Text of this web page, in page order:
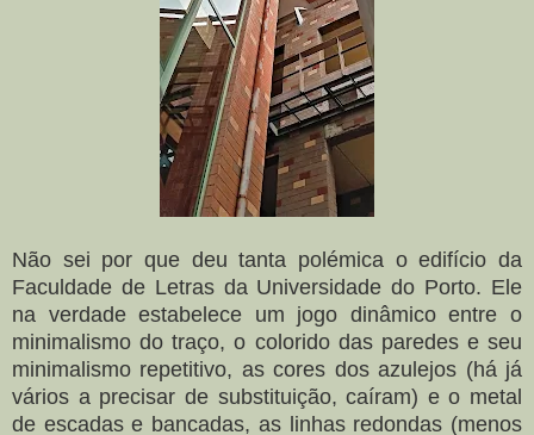
Não sei por que deu tanta polémica o edifício da
Faculdade de Letras da Universidade do Porto. Ele
na verdade estabelece um jogo dinâmico entre o
minimalismo do traço, o colorido das paredes e seu
minimalismo repetitivo, as cores dos azulejos (há já
vários a precisar de substituição, caíram) e o metal
de escadas e bancadas, as linhas redondas (menos